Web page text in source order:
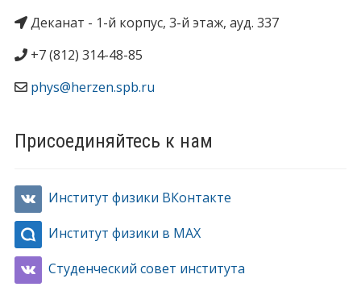
Деканат - 1-й корпус, 3-й этаж, ауд. 337
+7 (812) 314-48-85
phys@herzen.spb.ru
Присоединяйтесь к нам
Институт физики ВКонтакте
Институт физики в MAX
Студенческий совет института